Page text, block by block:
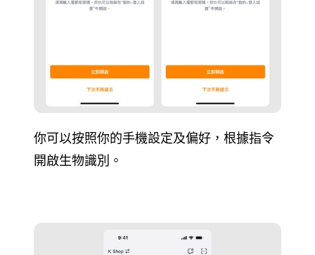
你可以按照你的手機設定及偏好，根據指令
開啟生物識別。